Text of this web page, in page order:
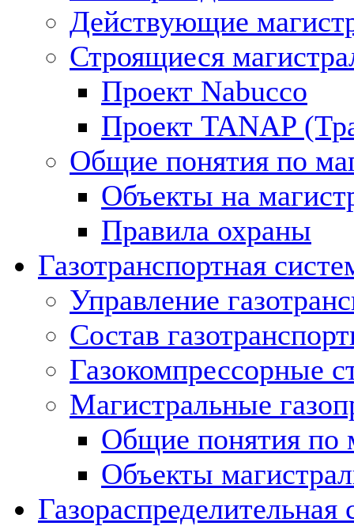
Действующие
Строящиеся
Проект Nabucco
Проект TANAP
Общие понятия по
Объекты на
Правила охраны
Газотранспортная
Управление
Состав
Газокомпрессорные
Магистральные
Общие понятия по
Объекты
Газораспределительная